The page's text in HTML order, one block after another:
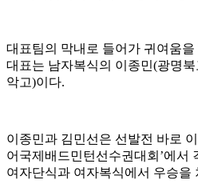
대표팀의 막내로 들어가 귀여움을
대표는 남자복식의 이종민(광명북
악고)이다.
이종민과 김민선은 선발전 바로
어국제배드민턴선수권대회 ’에서
여자단식과 여자복식에서 우승을